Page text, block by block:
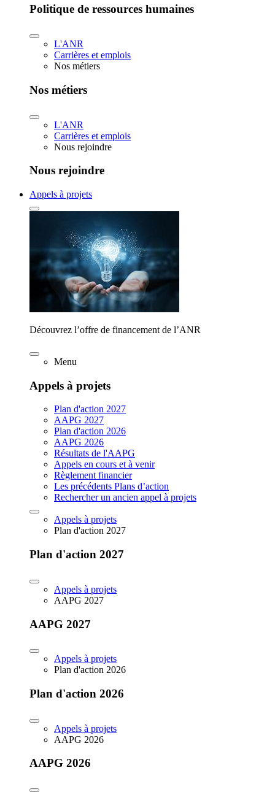
Politique de ressources humaines
L'ANR
Carrières et emplois
Nos métiers
Nos métiers
L'ANR
Carrières et emplois
Nous rejoindre
Nous rejoindre
Appels à projets
Découvrez l’offre de financement de l’ANR
Menu
Appels à projets
Plan d'action 2027
AAPG 2027
Plan d'action 2026
AAPG 2026
Résultats de l'AAPG
Appels en cours et à venir
Règlement financier
Les précédents Plans d’action
Rechercher un ancien appel à projets
Appels à projets
Plan d'action 2027
Plan d'action 2027
Appels à projets
AAPG 2027
AAPG 2027
Appels à projets
Plan d'action 2026
Plan d'action 2026
Appels à projets
AAPG 2026
AAPG 2026